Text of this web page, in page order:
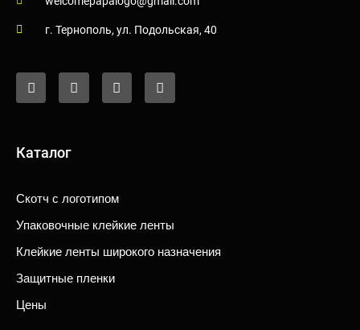
г. Тернополь, ул. Подольская, 40
a
c
e
k
n
s
t
o
u
t
i
k
t
Каталог
Скотч c логотипом
Упаковочные клейкие ленты
Клейкие ленты широкого назначения
Защитные пленки
Цены